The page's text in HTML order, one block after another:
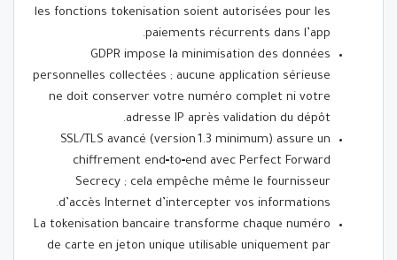
les fonctions tokenisation soient autorisées pour les
paiements récurrents dans l’app.
GDPR impose la minimisation des données
personnelles collectées ; aucune application sérieuse
ne doit conserver votre numéro complet ni votre
adresse IP après validation du dépôt.
SSL/TLS avancé (version 1.3 minimum) assure un
chiffrement end‑to‑end avec Perfect Forward
Secrecy ; cela empêche même le fournisseur
d’accès Internet d’intercepter vos informations.
La tokenisation bancaire transforme chaque numéro
de carte en jeton unique utilisable uniquement par